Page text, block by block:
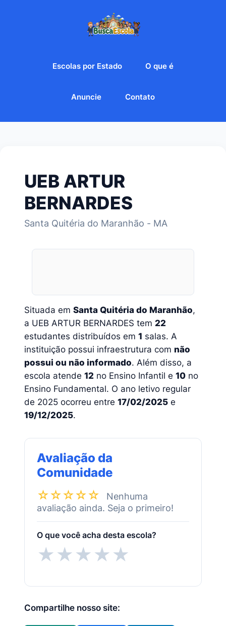
Escolas por Estado O que é
Anuncie Contato
UEB ARTUR
BERNARDES
Santa Quitéria do Maranhão - MA
Situada em Santa Quitéria do Maranhão,
a UEB ARTUR BERNARDES tem 22
estudantes distribuídos em 1 salas. A
instituição possui infraestrutura com não
possui ou não informado. Além disso, a
escola atende 12 no Ensino Infantil e 10 no
Ensino Fundamental. O ano letivo regular
de 2025 ocorreu entre 17/02/2025 e
19/12/2025.
Avaliação da
Comunidade
☆☆☆☆☆
Nenhuma
avaliação ainda. Seja o primeiro!
O que você acha desta escola?
★★★★★
Compartilhe nosso site: